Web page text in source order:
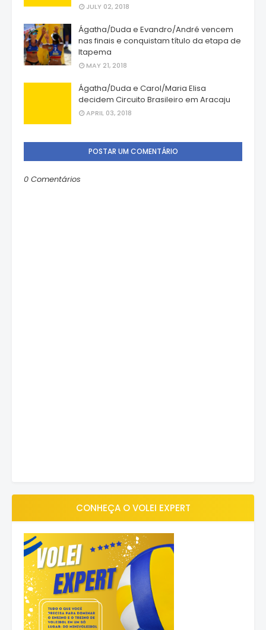
JULY 02, 2018
Ágatha/Duda e Evandro/André vencem
nas finais e conquistam título da etapa de
Itapema
MAY 21, 2018
Ágatha/Duda e Carol/Maria Elisa
decidem Circuito Brasileiro em Aracaju
APRIL 03, 2018
POSTAR UM COMENTÁRIO
0 Comentários
CONHEÇA O VOLEI EXPERT